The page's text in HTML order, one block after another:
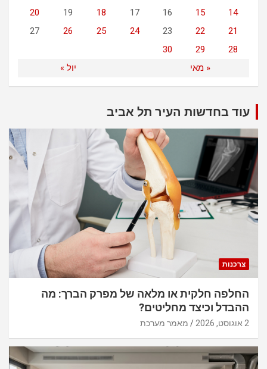
« מאי יול »
14
15
16
17
18
19
20
21
22
23
24
25
26
27
28
29
30
עוד בחדשות העיר תל אביב
צרכנות
החלפה חלקית או מלאה של מפרק הברך: מה
ההבדל וכיצד מחליטים?
2 אוגוסט, 2026 מאמר מערכת